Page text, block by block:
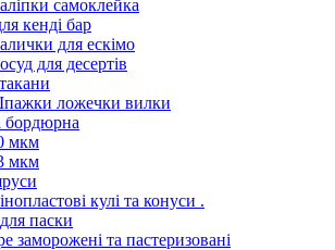
самоклейка
кенді бар
для ескімо
для десертів
ложечки вилки
бордюрна
мкм
мкм
кулі та конуси .
паски
заморожені та пастеризовані